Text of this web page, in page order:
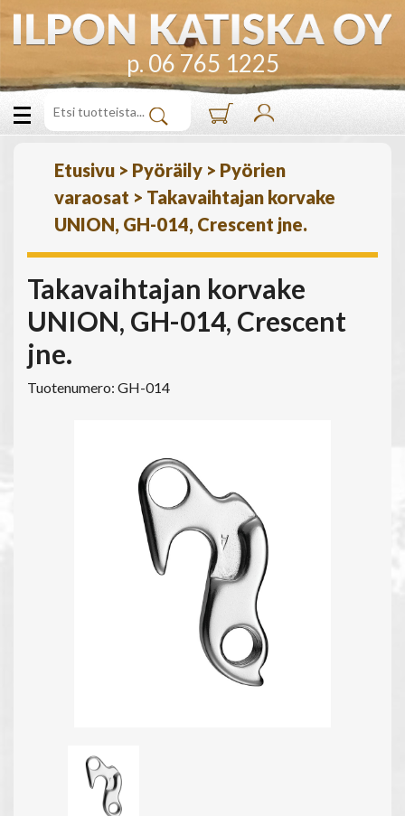
p. 06 765 1225
Etusivu > Pyöräily > Pyörien
varaosat > Takavaihtajan korvake
UNION, GH-014, Crescent jne.
Takavaihtajan korvake
UNION, GH-014, Crescent
jne.
Tuotenumero: GH-014